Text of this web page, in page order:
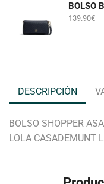
139.90€
DESCRIPCIÓN
BOLSO SHOPPER
LOLA CASADEMUNT